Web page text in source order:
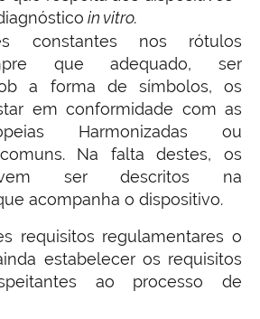
in vitro.
constantes nos rótulos
que adequado, ser
a forma de símbolos, os
em conformidade com as
Harmonizadas ou
Na falta destes, os
ser descritos na
acompanha o dispositivo.
requisitos regulamentares o
estabelecer os requisitos
ao processo de